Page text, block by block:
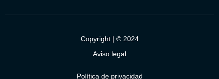
Copyright | © 2024
Aviso legal
Política de privacidad